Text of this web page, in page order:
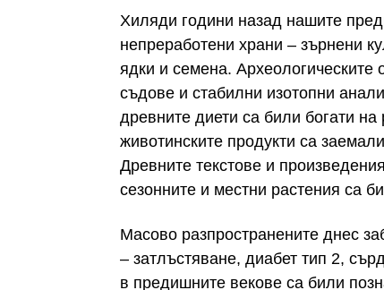
Хиляди години назад нашите
непреработени храни – зърнени
ядки и семена. Археологическите
съдове и стабилни изотопни
древните диети са били богати
животинските продукти са
Древните текстове и
сезонните и местни растения са
Масово разпространените днес
– затлъстяване, диабет тип 2,
в предишните векове са били